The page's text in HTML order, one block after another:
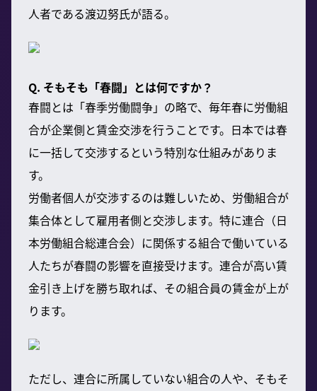
人者である渡辺努氏が語る。
Q. そもそも「春闘」とは何ですか？
春闘とは「春季労働闘争」の略で、毎年春に労働組
合が企業側と賃金交渉を行うことです。日本では春
に一括して交渉するという特別な仕組みがありま
す。
労働者個人が交渉するのは難しいため、労働組合が
集合体として雇用者側と交渉します。特に連合（日
本労働組合総連合会）に関係する組合で働いている
人たちが春闘の影響を直接受けます。連合が高い賃
金引き上げを勝ち取れば、その組合員の賃金が上が
ります。
ただし、連合に所属していない組合の人や、そもそ